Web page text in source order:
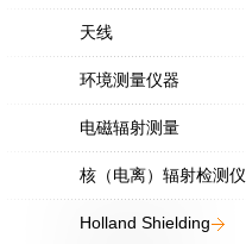
天线
环境测量仪器
电磁辐射测量
核（电离）辐射检测仪
Holland Shielding